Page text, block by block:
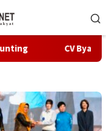
CV Byankarya